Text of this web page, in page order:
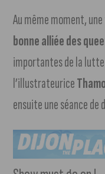
Au même moment, une
bonne alliée des
importantes de la lutte
l’illustrateurice
ensuite une séance de